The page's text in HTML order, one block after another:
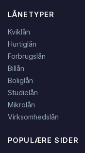
LÅNETYPER
Kviklån
Hurtiglån
Forbrugslån
Billån
Boliglån
Studielån
Mikrolån
Virksomhedslån
POPULÆRE SIDER